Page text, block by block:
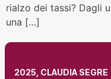
rialzo dei tassi? Dagli
una […]
2025, CLAUDIA SEGRE